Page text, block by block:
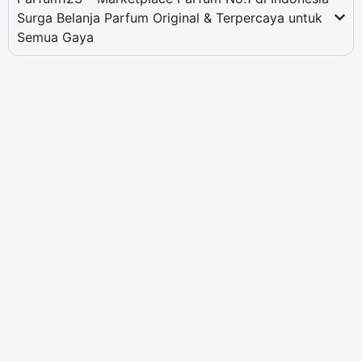
Surga Belanja Parfum Original & Terpercaya untuk
Semua Gaya